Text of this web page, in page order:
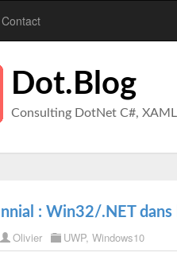
Contact
Dot.Blog
Consulting DotNet C#,
: Win32/.NET dans
Olivier UWP, Windows10